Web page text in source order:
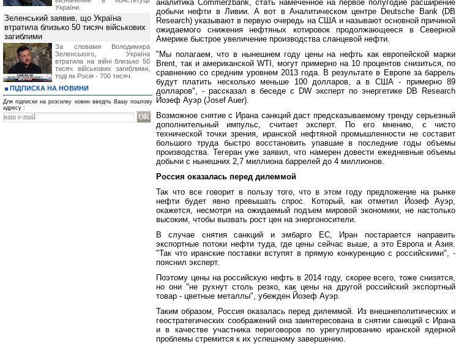
аналитика Commerzbank, стать намеченное на первое полугодие расширение
добычи нефти в Ливии. А вот в Аналитическом центре Deutsche Bank (DB
Research) указывают в первую очередь на США и называют основной причиной
ожидаемого снижения нефтяных котировок продолжающееся в Северной
Америке быстрое увеличение производства сланцевой нефти.
"Мы полагаем, что в нынешнем году цены на нефть как европейской марки
Brent, так и американской WTI, могут примерно на 10 процентов снизиться, по
сравнению со средним уровнем 2013 года. В результате в Европе за баррель
будут платить несколько меньше 100 долларов, а в США - примерно 89
долларов", - рассказал в беседе с DW эксперт по энергетике DB Research
Йозеф Ауэр (Josef Auer).
Возможное снятие с Ирана санкций даст предсказываемому тренду серьезный
дополнительный импульс, считает эксперт. По его мнению, с чисто
технической точки зрения, иранской нефтяной промышленности не составит
большого труда быстро восстановить упавшие в последние годы объемы
производства. Тегеран уже заявил, что намерен довести ежедневные объемы
добычи с нынешних 2,7 миллиона баррелей до 4 миллионов.
Россия оказалась перед дилеммой
Так что все говорит в пользу того, что в этом году предложение на рынке
нефти будет явно превышать спрос. Который, как отметил Йозеф Ауэр,
окажется, несмотря на ожидаемый подъем мировой экономики, не настолько
высоким, чтобы вызвать рост цен на энергоносители.
В случае снятия санкций и эмбарго ЕС, Иран постарается направить
экспортные потоки нефти туда, где цены сейчас выше, а это Европа и Азия.
"Так что иранские поставки вступят в прямую конкуренцию с российскими", -
пояснил эксперт.
Поэтому цены на российскую нефть в 2014 году, скорее всего, тоже снизятся,
но они "не рухнут столь резко, как цены на другой российский экспортный
товар - цветные металлы", убежден Йозеф Ауэр.
Таким образом, Россия оказалась перед дилеммой. Из внешнеполитических и
геостратегических соображений она заинтересована в снятии санкций с Ирана
и в качестве участника переговоров по урегулированию иранской ядерной
проблемы стремится к их успешному завершению.
України.
Зеленський заявив, що Україна
втратила близько 50 тисяч військових
загиблими
За словами Володимира
Зеленського, Україна
втратила на війні близько 50
тисяч військових загиблими,
тоді як Росія - 700 тисяч.
ПІДПИСКА НА НОВИНИ
Для підписки на розсилку новин введіть Вашу поштову
адресу :